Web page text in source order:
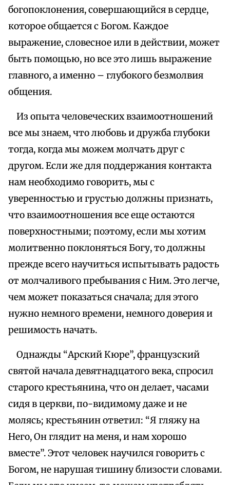
богопоклонения, совершающийся в сердце,
которое общается с Богом. Каждое
выражение, словесное или в действии, может
быть помощью, но все это лишь выражение
главного, а именно – глубокого безмолвия
общения.
Из опыта человеческих взаимоотношений
все мы знаем, что любовь и дружба глубоки
тогда, когда мы можем молчать друг с
другом. Если же для поддержания контакта
нам необходимо говорить, мы с
уверенностью и грустью должны признать,
что взаимоотношения все еще остаются
поверхностными; поэтому, если мы хотим
молитвенно поклоняться Богу, то должны
прежде всего научиться испытывать радость
от молчаливого пребывания с Ним. Это легче,
чем может показаться сначала; для этого
нужно немного времени, немного доверия и
решимость начать.
Однажды “Арский Кюре”, французский
святой начала девятнадцатого века, спросил
старого крестьянина, что он делает, часами
сидя в церкви, по-видимому даже и не
молясь; крестьянин ответил: “Я гляжу на
Него, Он глядит на меня, и нам хорошо
вместе”. Этот человек научился говорить с
Богом, не нарушая тишину близости словами.